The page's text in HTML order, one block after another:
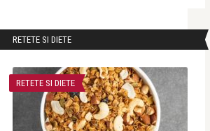
RETETE SI DIETE
RETETE SI DIETE